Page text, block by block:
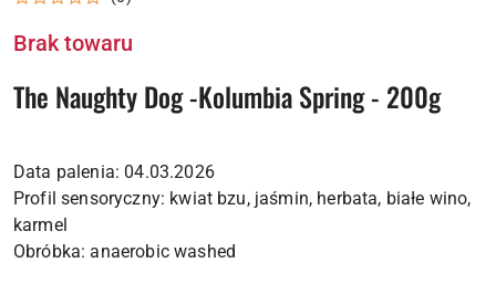
Brak towaru
The Naughty Dog -Kolumbia Spring - 200g
Data palenia: 04.03.2026
Profil sensoryczny: kwiat bzu, jaśmin, herbata, białe wino,
karmel